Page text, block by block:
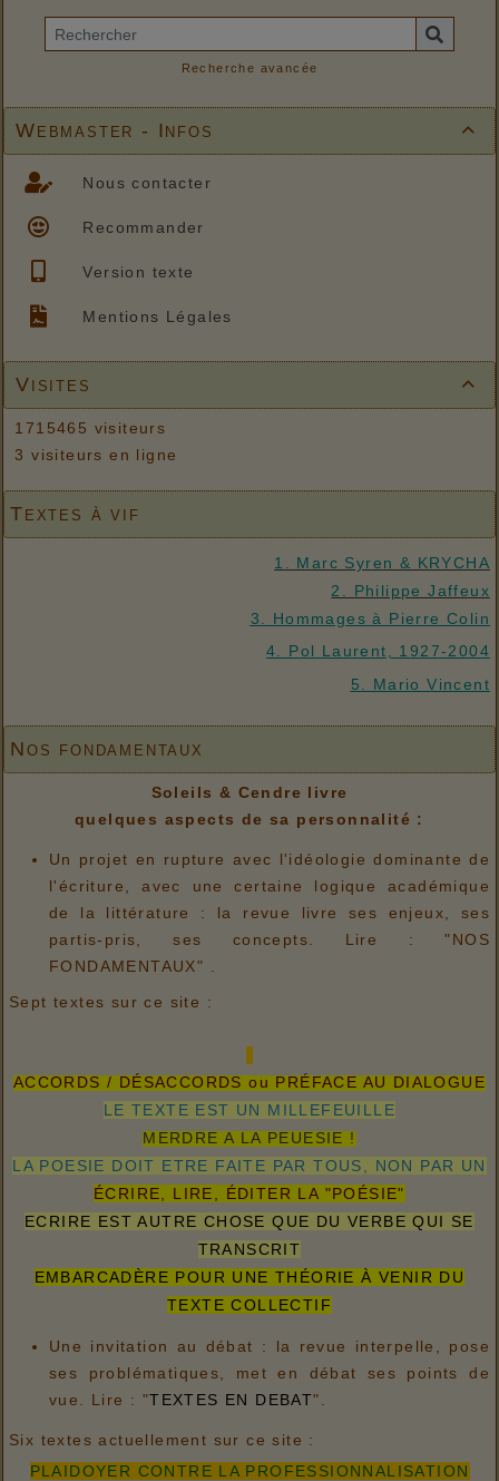
Recherche avancée

Webmaster - Infos
Nous contacter
Recommander
Version texte
Mentions Légales

Visites
1715465 visiteurs
3 visiteurs en ligne
Textes à vif
1. Marc Syren & KRYCHA
2. Philippe Jaffeux
3. Hommages à Pierre Colin
4. Pol Laurent, 1927-2004
5. Mario Vincent
Nos fondamentaux
Soleils & Cendre livre
quelques aspects de sa personnalité :
Un projet en rupture avec l'idéologie dominante de
l'écriture, avec une certaine logique académique
de la littérature : la revue livre ses enjeux, ses
partis-pris, ses concepts. Lire : "NOS
FONDAMENTAUX" .
Sept textes sur ce site :
ACCORDS / DÉSACCORDS ou PRÉFACE AU DIALOGUE
LE TEXTE EST UN MILLEFEUILLE
MERDRE A LA PEUESIE !
LA POESIE DOIT ETRE FAITE PAR TOUS, NON PAR UN
ÉCRIRE, LIRE, ÉDITER LA "POÉSIE"
ECRIRE EST AUTRE CHOSE QUE DU VERBE QUI SE
TRANSCRIT
EMBARCADÈRE POUR UNE THÉORIE À VENIR DU
TEXTE COLLECTIF
Une invitation au débat : la revue interpelle, pose
ses problématiques, met en débat ses points de
vue. Lire : "TEXTES EN DEBAT".
Six textes actuellement sur ce site :
PLAIDOYER CONTRE LA PROFESSIONNALISATION